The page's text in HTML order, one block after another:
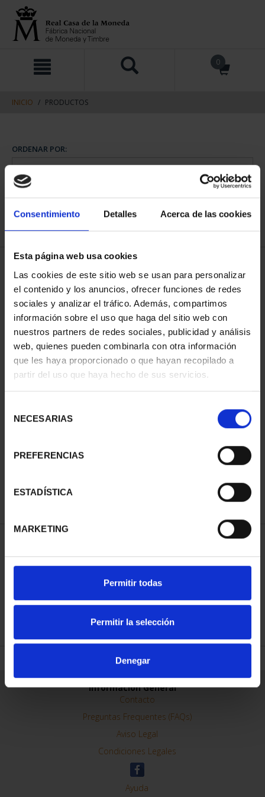
Consentimiento Detalles Acerca de las cookies
Esta página web usa cookies
Las cookies de este sitio web se usan para personalizar
el contenido y los anuncios, ofrecer funciones de redes
sociales y analizar el tráfico. Además, compartimos
información sobre el uso que haga del sitio web con
nuestros partners de redes sociales, publicidad y análisis
web, quienes pueden combinarla con otra información
que les haya proporcionado o que hayan recopilado a
partir del uso que haya hecho de sus servicios.
NECESARIAS
PREFERENCIAS
ESTADÍSTICA
MARKETING
Permitir todas
Permitir la selección
Denegar
contenido
navegacin
0
INICIO PRODUCTOS
ORDENAR POR:
REFINAR
1 Productos encontrados
CIUDADES PATRIMONIO
73,00 €
REFINAR